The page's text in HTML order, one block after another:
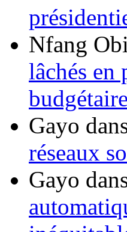
Nfang
lâchés en
Gayo
réseaux
Gayo